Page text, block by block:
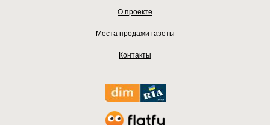
О проекте
Места продажи газеты
Контакты